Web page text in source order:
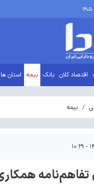
اقتصاد کلان بانک بیمه استان ها
بیمه